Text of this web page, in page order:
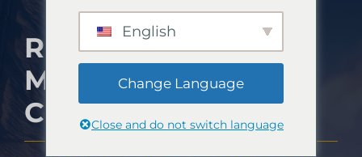
RICERCHE DI
MERCATO IN
COREA
English
Change Language
Close and do not switch language